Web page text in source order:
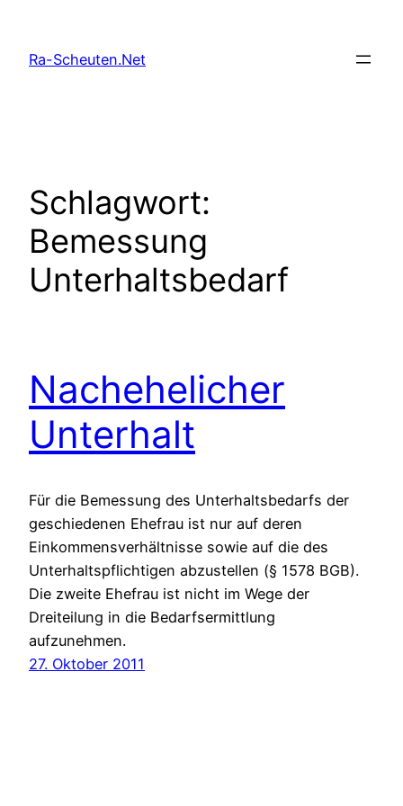
springen
Ra-Scheuten.Net
Schlagwort:
Bemessung
Unterhaltsbedarf
Nachehelicher
Unterhalt
Für die Bemessung des Unterhaltsbedarfs der
geschiedenen Ehefrau ist nur auf deren
Einkommensverhältnisse sowie auf die des
Unterhaltspflichtigen abzustellen (§ 1578 BGB).
Die zweite Ehefrau ist nicht im Wege der
Dreiteilung in die Bedarfsermittlung
aufzunehmen.
27. Oktober 2011